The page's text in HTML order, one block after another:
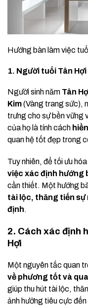
Hướng bàn làm việc
1. Người tuổi Tân
Người sinh năm Tân
Kim(Vàng trang sức),
trưng cho sự bền vững
của họ là tính cách
quan hệ tốt đẹp trong
Tuy nhiên, để tối ưu
việc xác định hướng
cần thiết. Một hướng
tài lộc, thăng tiến sự
định.
2. Cách xác định
Hợi
Một nguyên tắc quan
về phương tốt và
giúp thu hút tài lộc,
ảnh hưởng tiêu cực